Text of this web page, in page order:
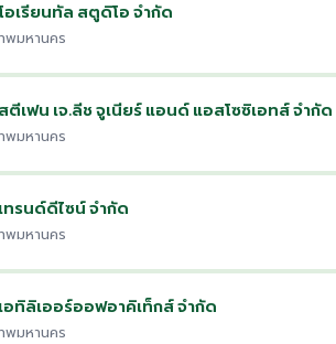
อเรียนทัล สตูดิโอ จำกัด
พมหานคร
ตีเฟน เจ.ลีช จูเนียร์ แอนด์ แอสโซซิเอทส์ จำกัด
พมหานคร
ทรนด์ดีไซน์ จำกัด
พมหานคร
อทิลิเออร์ออฟอาคิเท็กส์ จำกัด
พมหานคร